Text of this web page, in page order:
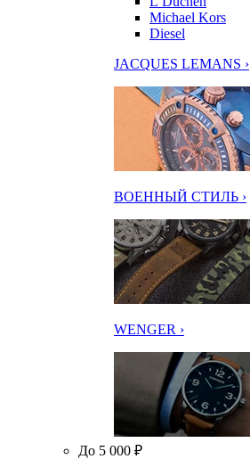
Michael Kors
Diesel
JACQUES LEMANS ›
ВОЕННЫЙ СТИЛЬ ›
WENGER ›
До 5 000 ₽